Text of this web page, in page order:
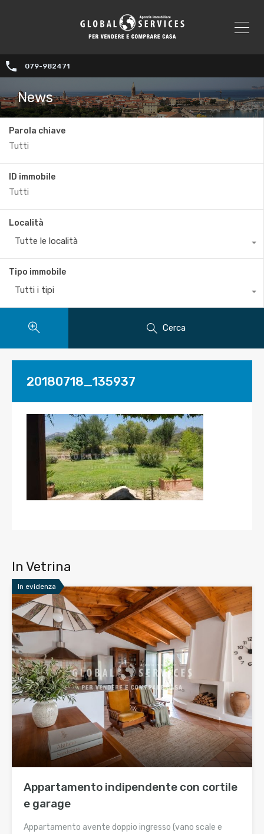
079-982471
News
Parola chiave
ID immobile
Località
Tutte le località
Tipo immobile
Tutti i tipi
Cerca
20180718_135937
In Vetrina
In evidenza
Appartamento indipendente con cortile
e garage
Appartamento avente doppio ingresso (vano scale e